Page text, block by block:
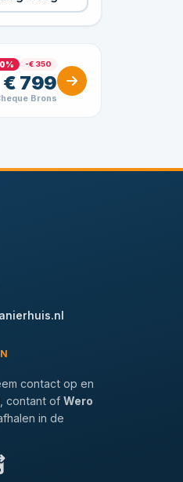
-€ 350
€ 799
Brons
contact op en
contant of Wero
in de